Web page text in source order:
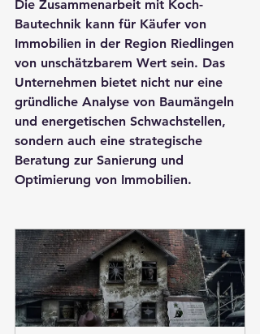
Die Zusammenarbeit mit Koch-
Bautechnik kann für Käufer von
Immobilien in der Region Riedlingen
von unschätzbarem Wert sein. Das
Unternehmen bietet nicht nur eine
gründliche Analyse von Baumängeln
und energetischen Schwachstellen,
sondern auch eine strategische
Beratung zur Sanierung und
Optimierung von Immobilien.